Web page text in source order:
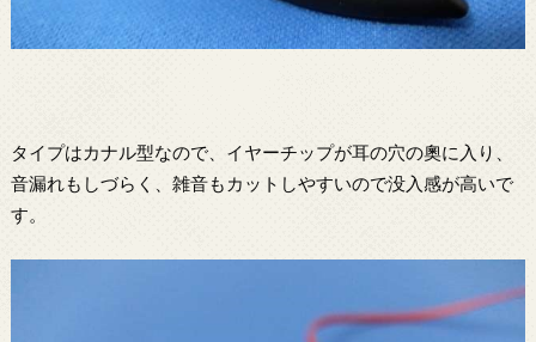
タイプはカナル型なので、イヤーチップが耳の穴の奧に入り、
音漏れもしづらく、雑音もカットしやすいので没入感が高いで
す。